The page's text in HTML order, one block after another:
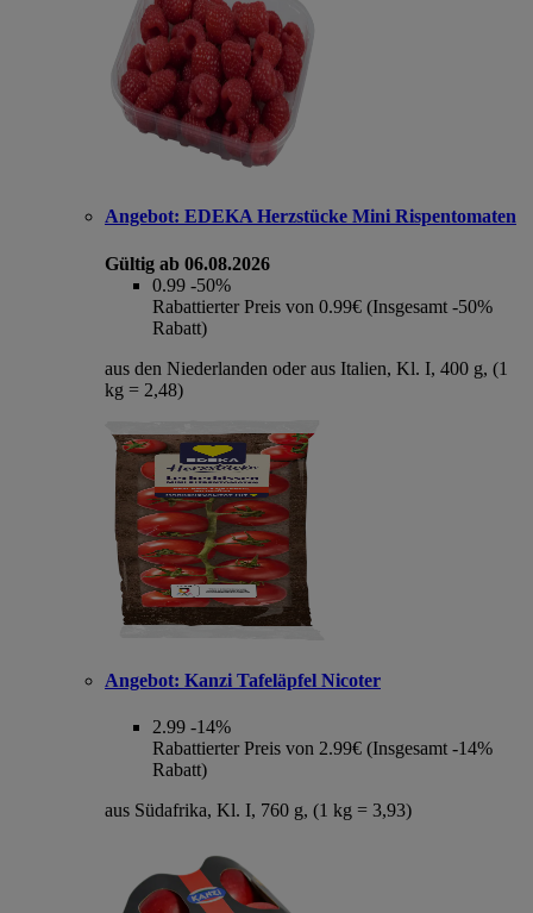
Angebot: EDEKA Herzstücke Mini Rispentomaten
Gültig ab 06.08.2026
0.99 -50%
Rabattierter Preis von 0.99€ (Insgesamt -50%
Rabatt)
aus den Niederlanden oder aus Italien, Kl. I, 400 g, (1
kg = 2,48)
Angebot: Kanzi Tafeläpfel Nicoter
2.99 -14%
Rabattierter Preis von 2.99€ (Insgesamt -14%
Rabatt)
aus Südafrika, Kl. I, 760 g, (1 kg = 3,93)